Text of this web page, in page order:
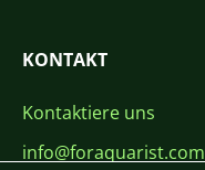
KONTAKT
Kontaktiere uns
info@foraquarist.com